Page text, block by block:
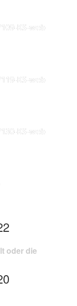
KS-web
KS-web
KS-web
oder die